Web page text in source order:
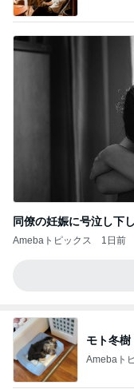
同僚の妊娠に号泣し下
Amebaトピックス 1日前
モト冬
Amebaト